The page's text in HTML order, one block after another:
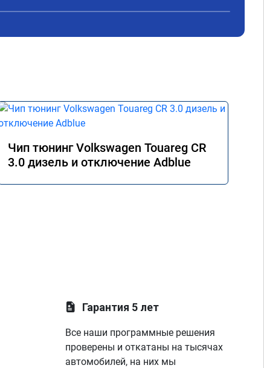
Чип тюнинг Volkswagen Touareg CR
3.0 дизель и отключение Adblue
Гарантия 5 лет
Все наши программные решения
проверены и откатаны на тысячах
автомобилей, на них мы